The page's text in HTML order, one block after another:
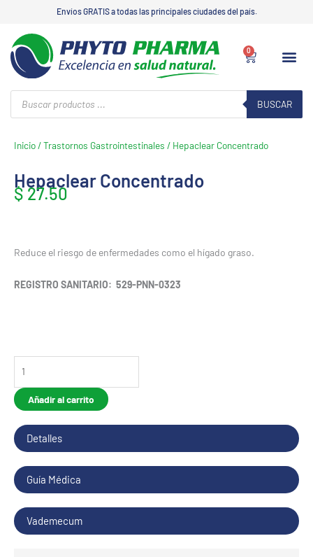
contenido
Envíos GRATIS a todas las principales ciudades del país.
0
Carrito
Búsqueda
BUSCAR
Inicio/Trastornos Gastrointestinales / Hepaclear Concentrado
Hepaclear Concentrado
$27.50
Reduce el riesgo de enfermedades como el hígado graso.
REGISTRO SANITARIO: 529-PNN-0323
Concentrado
cantidadAñadir al carrito
Detalles
Guía Médica
Vademecum